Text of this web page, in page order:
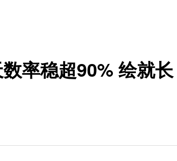
率稳超90% 绘就长